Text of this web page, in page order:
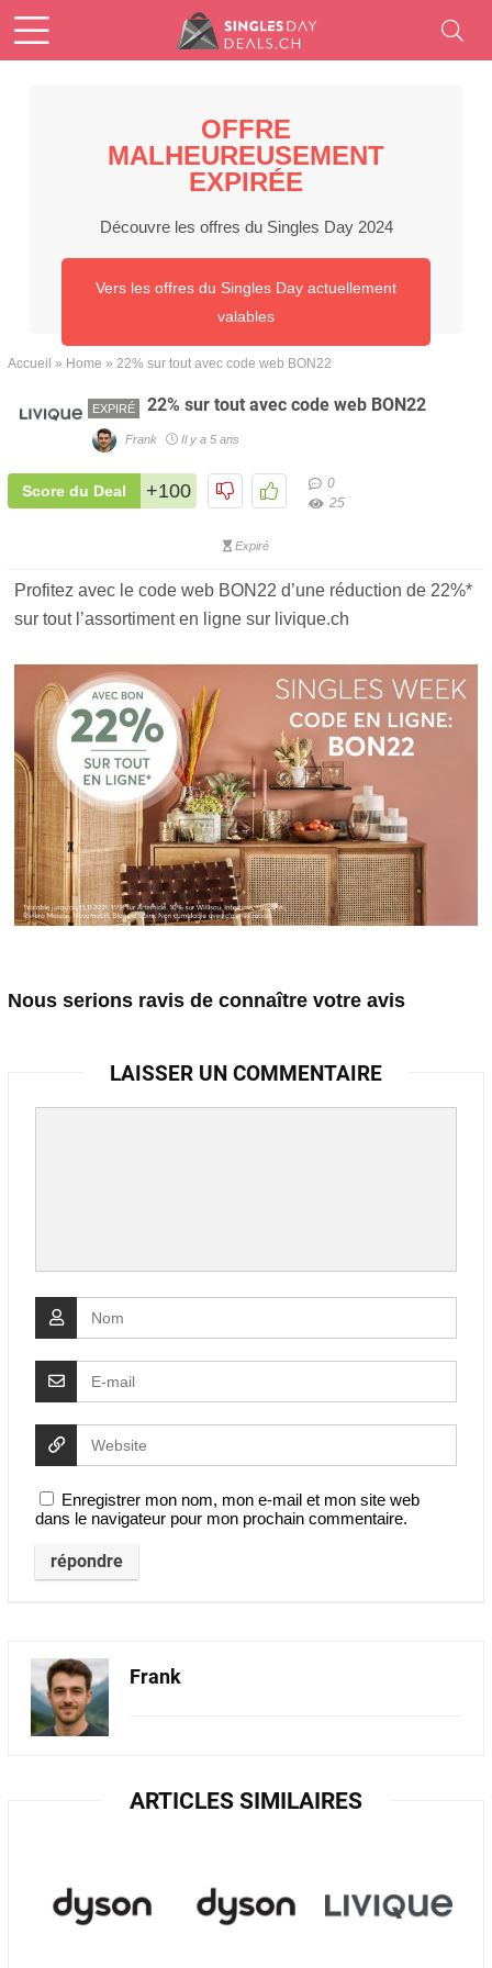
OFFRE
MALHEUREUSEMENT
EXPIRÉE
Découvre les offres du Singles Day 2024
Vers les offres du Singles Day actuellement
valables
Accueil » Home » 22% sur tout avec code web BON22
EXPIRÉ 22% sur tout avec code web BON22
Frank Il y a 5 ans
Score du Deal +100
0
25
Expiré
Profitez avec le code web BON22 d’une réduction de 22%*
sur tout l’assortiment en ligne sur livique.ch
Nous serions ravis de connaître votre avis
LAISSER UN COMMENTAIRE
Enregistrer mon nom, mon e-mail et mon site web
dans le navigateur pour mon prochain commentaire.
Frank
ARTICLES SIMILAIRES